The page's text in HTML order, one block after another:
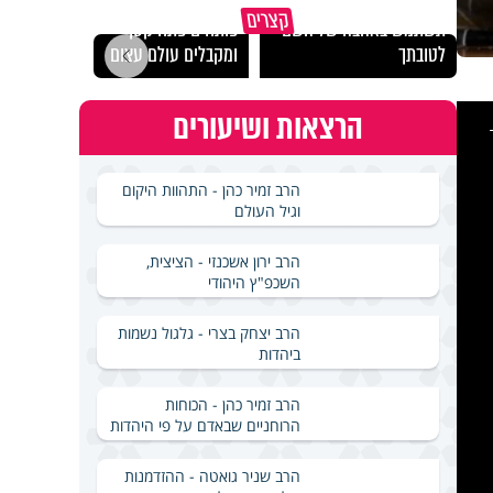
This
קצריםתשתמש באהבה של השם
לטובתך
פותחים פתח קטן -
ומקבלים עולם עצום
הרצאות ושיעורים
הרב זמיר כהן - התהוות היקום
וגיל העולם
הרב ירון אשכנזי - הציצית,
השכפ"ץ היהודי
הרב יצחק בצרי - גלגול נשמות
ביהדות
הרב זמיר כהן - הכוחות
הרוחניים שבאדם על פי היהדות
הרב שניר גואטה - ההזדמנות